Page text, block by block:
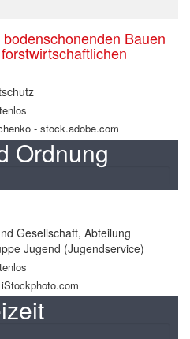
Bauen
- stock.adobe.com
Ordnung
Gesellschaft, Abteilung
Jugend (Jugendservice)